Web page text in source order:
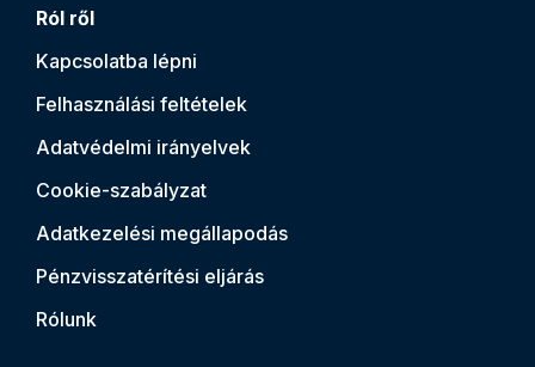
Ról ről
Kapcsolatba lépni
Felhasználási feltételek
Adatvédelmi irányelvek
Cookie-szabályzat
Adatkezelési megállapodás
Pénzvisszatérítési eljárás
Rólunk